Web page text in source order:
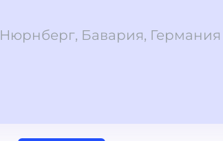
Нюрнберг, Бавария, Германия